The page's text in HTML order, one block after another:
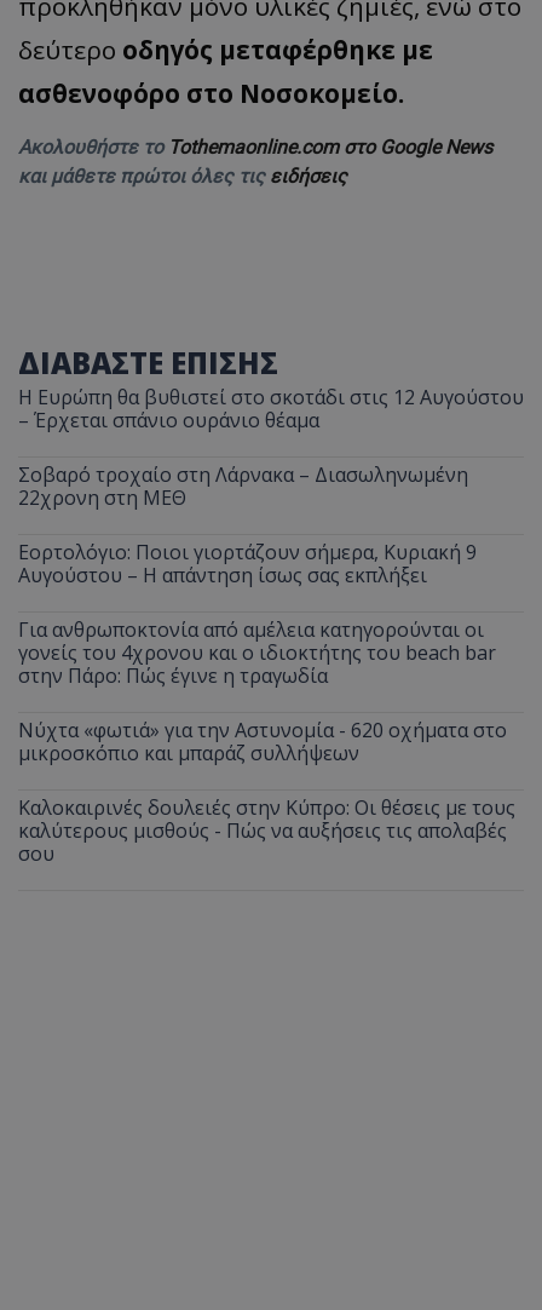
δεύτερο οδηγός μεταφέρθηκε με
ασθενοφόρο στο Νοσοκομείο.
Ακολουθήστε το Tothemaonline.com στο Google News
και μάθετε πρώτοι όλες τις ειδήσεις
ΔΙΑΒΑΣΤΕ ΕΠΙΣΗΣ
Η Ευρώπη θα βυθιστεί στο σκοτάδι στις 12 Αυγούστου
– Έρχεται σπάνιο ουράνιο θέαμα
Σοβαρό τροχαίο στη Λάρνακα – Διασωληνωμένη
22χρονη στη ΜΕΘ
Εορτολόγιο: Ποιοι γιορτάζουν σήμερα, Κυριακή 9
Αυγούστου – Η απάντηση ίσως σας εκπλήξει
Για ανθρωποκτονία από αμέλεια κατηγορούνται οι
γονείς του 4χρονου και ο ιδιοκτήτης του beach bar
στην Πάρο: Πώς έγινε η τραγωδία
Νύχτα «φωτιά» για την Αστυνομία - 620 οχήματα στο
μικροσκόπιο και μπαράζ συλλήψεων
Καλοκαιρινές δουλειές στην Κύπρο: Οι θέσεις με τους
καλύτερους μισθούς - Πώς να αυξήσεις τις απολαβές
σου